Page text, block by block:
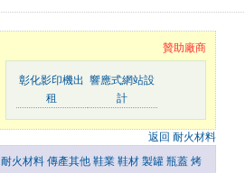
贊助廠商
彰化影印機出
租
響應式網站設
計
返回 耐火材料
耐火材料 傳產其他 鞋業 鞋材 製罐 瓶蓋 烤